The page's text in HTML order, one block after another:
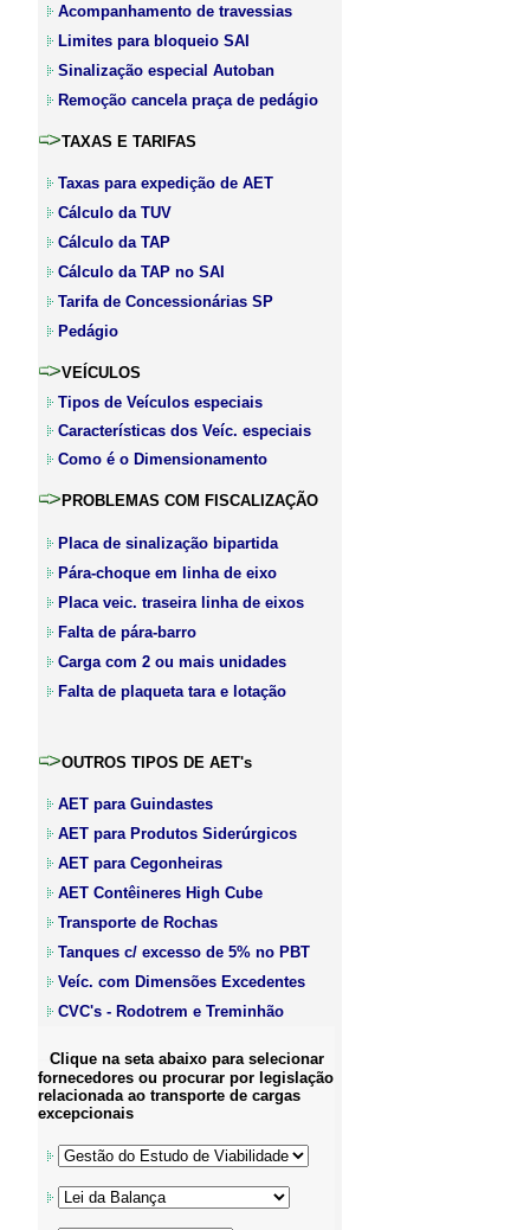
Acompanhamento de travessias
Limites para bloqueio SAI
Sinalização especial Autoban
Remoção cancela praça de pedágio
TAXAS E TARIFAS
Taxas para expedição de AET
Cálculo da TUV
Cálculo da TAP
Cálculo da TAP no SAI
Tarifa de Concessionárias SP
Pedágio
VEÍCULOS
Tipos de Veículos especiais
Características dos Veíc. especiais
Como é o Dimensionamento
PROBLEMAS COM FISCALIZAÇÃO
Placa de sinalização bipartida
Pára-choque em linha de eixo
Placa veic. traseira linha de eixos
Falta de pára-barro
Carga com 2 ou mais unidades
Falta de plaqueta tara e lotação
OUTROS TIPOS DE AET's
AET para Guindastes
AET para Produtos Siderúrgicos
AET para Cegonheiras
AET Contêineres High Cube
Transporte de Rochas
Tanques c/ excesso de 5% no PBT
Veíc. com Dimensões Excedentes
CVC's - Rodotrem e Treminhão
Clique na seta abaixo para selecionar
fornecedores ou procurar por legislação
relacionada ao transporte de cargas
excepcionais